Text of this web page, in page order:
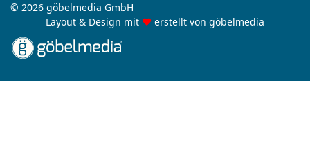
© 2026 göbelmedia GmbH
Layout & Design mit ♥ erstellt von göbelmedia